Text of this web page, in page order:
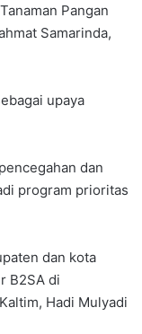
Pangan
Samarinda,
upaya
dan
program prioritas
dan kota
B2SA di
Hadi Mulyadi